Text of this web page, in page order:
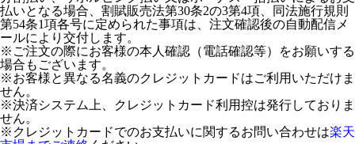
払いとなる場合、割賦販売法第30条2の3第4項、同法施行規則
第54条1項各号に定められた事項は、注文確認後の自動配信メ
ールにより交付します。
※ご注文の際にお客様の本人確認（電話確認等）をお願いする
場合もございます。
※お客様と異なる名義のクレジットカードはご利用いただけま
せん。
※決済システム上、クレジットカード利用控は発行しておりま
せん。
※クレジットカードでのお支払いに関するお問い合わせは楽天